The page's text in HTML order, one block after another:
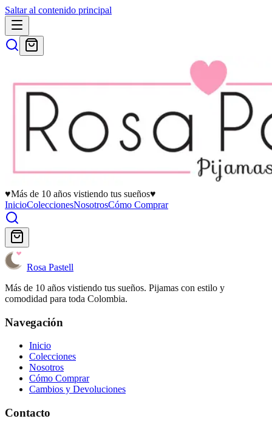
Saltar al contenido principal
♥Más de 10 años vistiendo tus sueños♥
InicioColeccionesNosotrosCómo Comprar
Rosa Pastell
Más de 10 años vistiendo tus sueños. Pijamas con estilo y
comodidad para toda Colombia.
Navegación
Inicio
Colecciones
Nosotros
Cómo Comprar
Cambios y Devoluciones
Contacto